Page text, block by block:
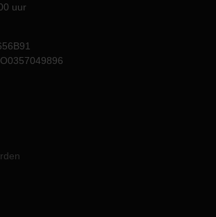
uur